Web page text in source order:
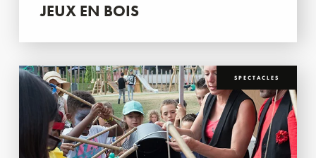
JEUX EN BOIS
SPECTACLES